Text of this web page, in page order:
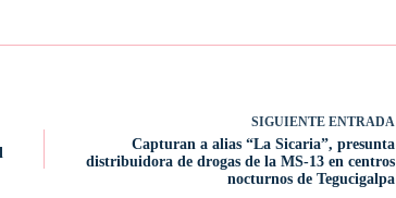
SIGUIENTE ENTRADA
Capturan a alias “La Sicaria”, presunta
distribuidora de drogas de la MS-13 en centros
nocturnos de Tegucigalpa